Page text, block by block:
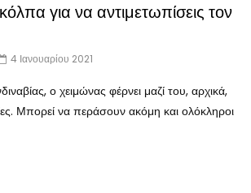
για να αντιμετωπίσεις τον
4 Ιανουαρίου 2021
ο χειμώνας φέρνει μαζί του, αρχικά,
Μπορεί να περάσουν ακόμη και ολόκληροι